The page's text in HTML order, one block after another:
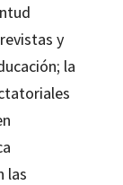
y
la
las